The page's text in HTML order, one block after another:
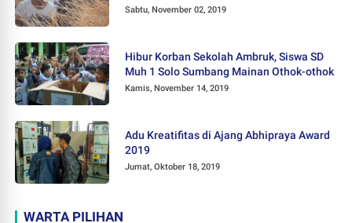
Sabtu, November 02, 2019
Hibur Korban Sekolah Ambruk, Siswa SD
Muh 1 Solo Sumbang Mainan Othok-othok
Kamis, November 14, 2019
Adu Kreatifitas di Ajang Abhipraya Award
2019
Jumat, Oktober 18, 2019
WARTA PILIHAN